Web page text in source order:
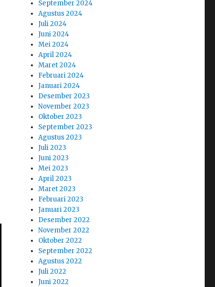
September 2024
Agustus 2024
Juli 2024
Juni 2024
Mei 2024
April 2024
Maret 2024
Februari 2024
Januari 2024
Desember 2023
November 2023
Oktober 2023
September 2023
Agustus 2023
Juli 2023
Juni 2023
Mei 2023
April 2023
Maret 2023
Februari 2023
Januari 2023
Desember 2022
November 2022
Oktober 2022
September 2022
Agustus 2022
Juli 2022
Juni 2022